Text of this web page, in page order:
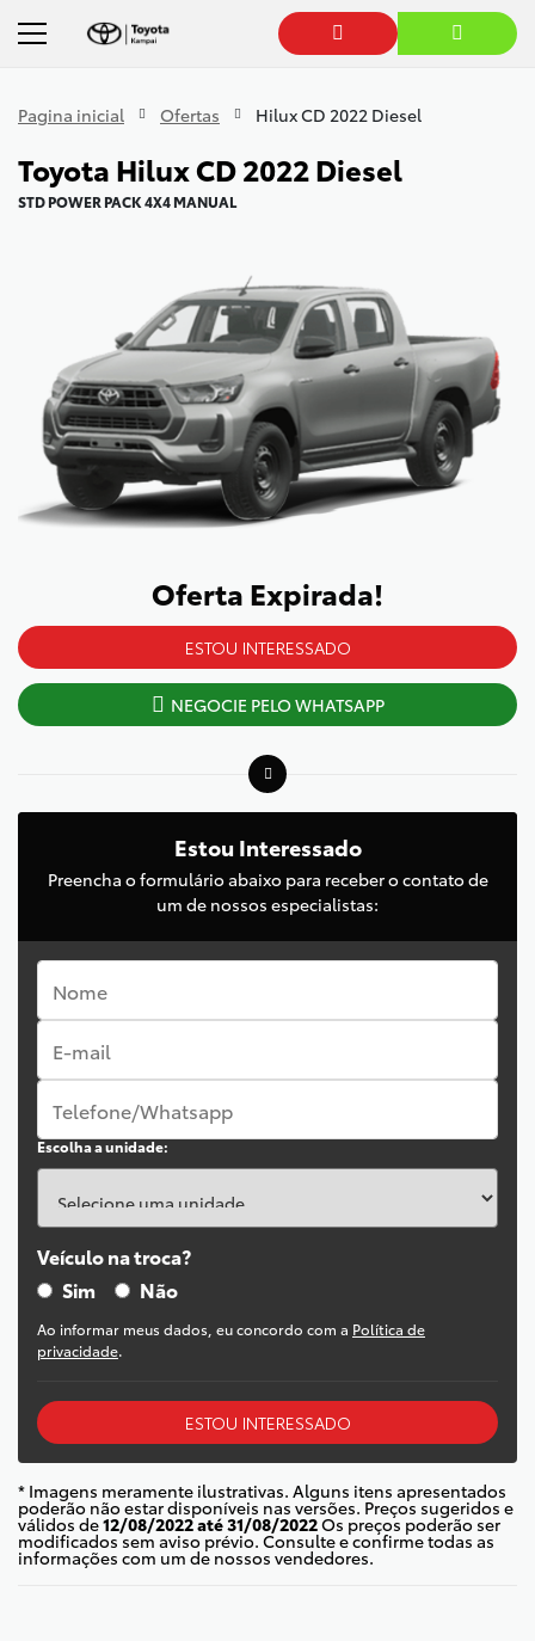
Pagina inicial Ofertas Hilux CD 2022 Diesel
Toyota Hilux CD 2022 Diesel
STD POWER PACK 4X4 MANUAL
Oferta Expirada!
ESTOU INTERESSADO
NEGOCIE PELO WHATSAPP
Estou Interessado
Preencha o formulário abaixo para receber o contato de
um de nossos especialistas:
Escolha a unidade:
Veículo na troca?
Sim
Não
Ao informar meus dados, eu concordo com a Política de
privacidade.
ESTOU INTERESSADO
* Imagens meramente ilustrativas. Alguns itens apresentados
poderão não estar disponíveis nas versões. Preços sugeridos e
válidos de12/08/2022 até 31/08/2022Os preços poderão ser
modificados sem aviso prévio. Consulte e confirme todas as
informações com um de nossos vendedores.